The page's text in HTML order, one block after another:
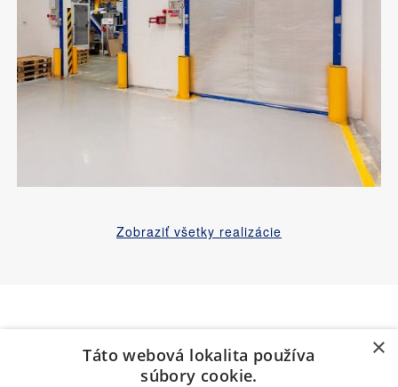
Zobraziť všetky realizácie
×
Táto webová lokalita používa
súbory cookie.